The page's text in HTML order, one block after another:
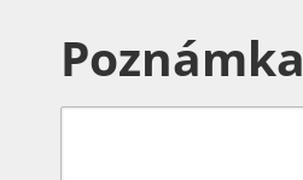
Poznámka